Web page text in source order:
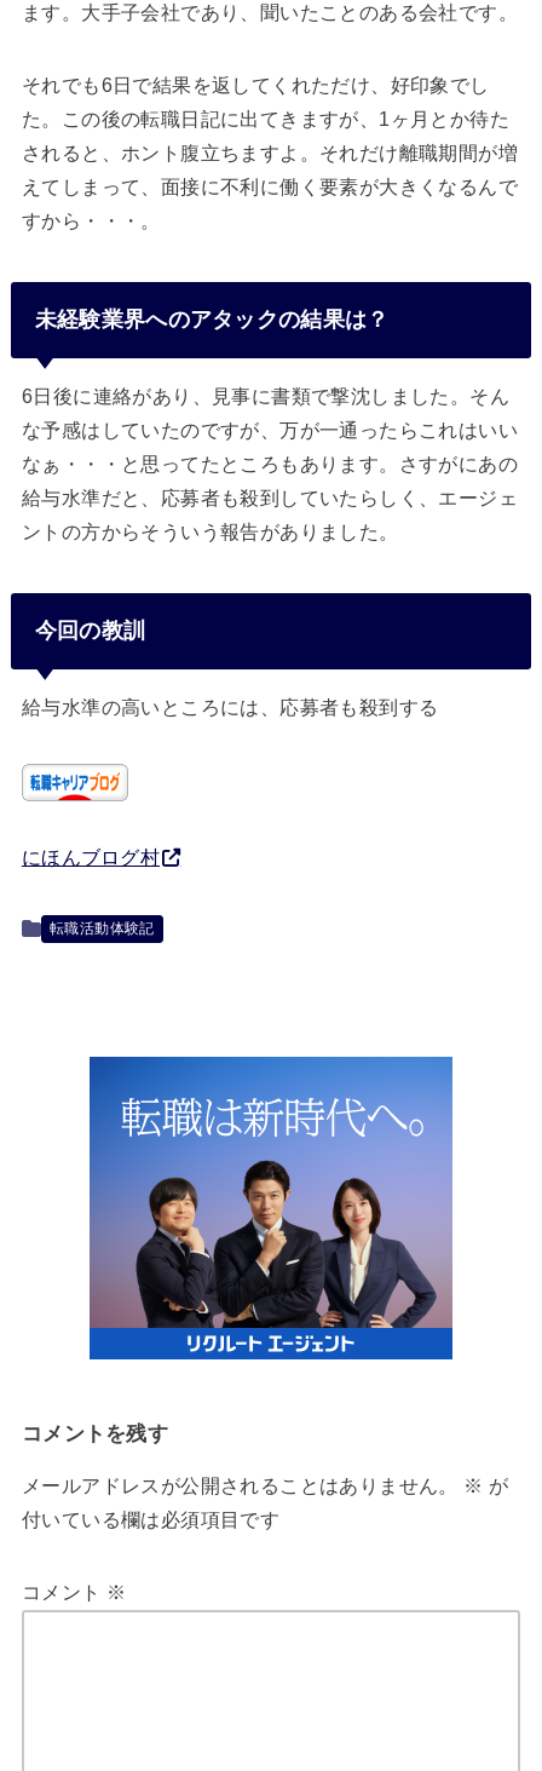
ます。大手子会社であり、聞いたことのある会社です。
それでも6日で結果を返してくれただけ、好印象でし
た。この後の転職日記に出てきますが、1ヶ月とか待た
されると、ホント腹立ちますよ。それだけ離職期間が増
えてしまって、面接に不利に働く要素が大きくなるんで
すから・・・。
未経験業界へのアタックの結果は？
6日後に連絡があり、見事に書類で撃沈しました。そん
な予感はしていたのですが、万が一通ったらこれはいい
なぁ・・・と思ってたところもあります。さすがにあの
給与水準だと、応募者も殺到していたらしく、エージェ
ントの方からそういう報告がありました。
今回の教訓
給与水準の高いところには、応募者も殺到する
にほんブログ村
転職活動体験記
コメントを残す
メールアドレスが公開されることはありません。 ※ が
付いている欄は必須項目です
コメント ※